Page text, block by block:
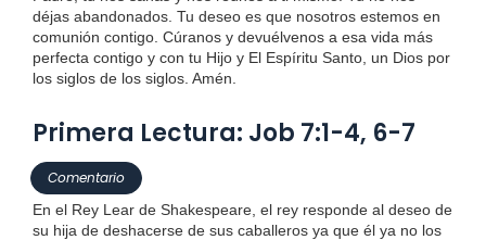
déjas abandonados. Tu deseo es que nosotros estemos en
comunión contigo. Cúranos y devuélvenos a esa vida más
perfecta contigo y con tu Hijo y El Espíritu Santo, un Dios por
los siglos de los siglos. Amén.
Primera Lectura: Job 7:1-4, 6-7
Comentario
En el Rey Lear de Shakespeare, el rey responde al deseo de
su hija de deshacerse de sus caballeros ya que él ya no los